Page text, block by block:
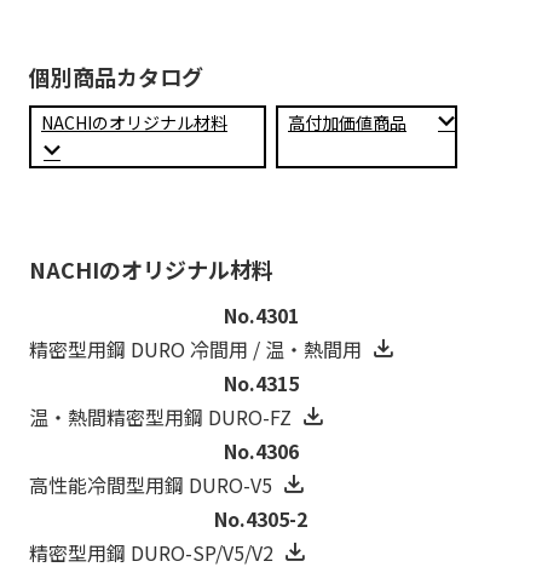
個別商品カタログ
NACHIのオリジナル材料 高付加価値商品
NACHIのオリジナル材料
No.4301
精密型用鋼 DURO 冷間用 / 温・熱間用
No.4315
温・熱間精密型用鋼 DURO-FZ
No.4306
高性能冷間型用鋼 DURO-V5
No.4305-2
精密型用鋼 DURO-SP/V5/V2